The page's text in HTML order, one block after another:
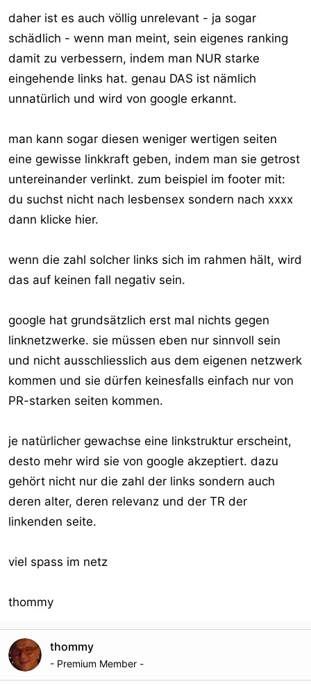
daher ist es auch völlig unrelevant - ja sogar
schädlich - wenn man meint, sein eigenes ranking
damit zu verbessern, indem man NUR starke
eingehende links hat. genau DAS ist nämlich
unnatürlich und wird von google erkannt.
man kann sogar diesen weniger wertigen seiten
eine gewisse linkkraft geben, indem man sie getrost
untereinander verlinkt. zum beispiel im footer mit:
du suchst nicht nach lesbensex sondern nach xxxx
dann klicke hier.
wenn die zahl solcher links sich im rahmen hält, wird
das auf keinen fall negativ sein.
google hat grundsätzlich erst mal nichts gegen
linknetzwerke. sie müssen eben nur sinnvoll sein
und nicht ausschliesslich aus dem eigenen netzwerk
kommen und sie dürfen keinesfalls einfach nur von
PR-starken seiten kommen.
je natürlicher gewachse eine linkstruktur erscheint,
desto mehr wird sie von google akzeptiert. dazu
gehört nicht nur die zahl der links sondern auch
deren alter, deren relevanz und der TR der
linkenden seite.
viel spass im netz
thommy
thommy
- Premium Member -